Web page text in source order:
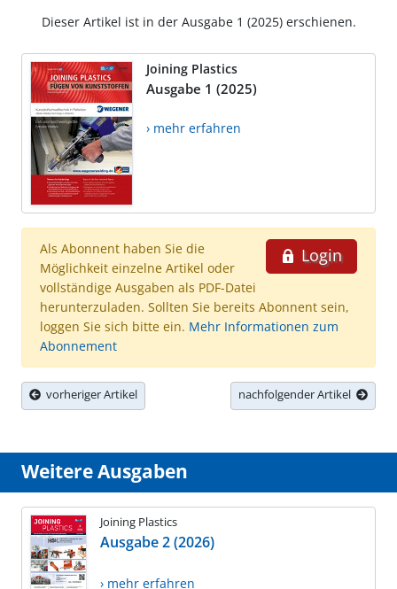
Dieser Artikel ist in der Ausgabe 1 (2025) erschienen.
Joining Plastics
Ausgabe 1 (2025)
› mehr erfahren
Login
Als Abonnent haben Sie die
Möglichkeit einzelne Artikel oder
vollständige Ausgaben als PDF-Datei
herunterzuladen. Sollten Sie bereits Abonnent sein,
loggen Sie sich bitte ein. Mehr Informationen zum
Abonnement
vorheriger Artikel nachfolgender Artikel
Weitere Ausgaben
Joining Plastics
Ausgabe 2 (2026)
› mehr erfahren